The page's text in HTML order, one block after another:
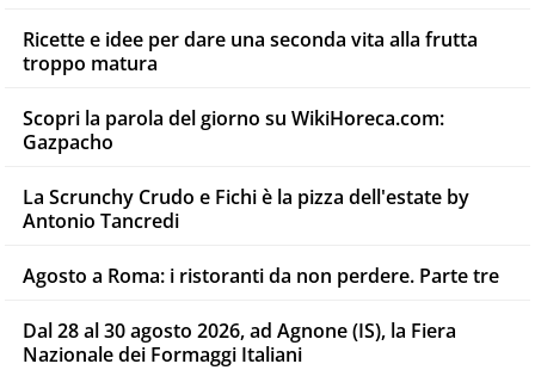
Ricette e idee per dare una seconda vita alla frutta
troppo matura
Scopri la parola del giorno su WikiHoreca.com:
Gazpacho
La Scrunchy Crudo e Fichi è la pizza dell'estate by
Antonio Tancredi
Agosto a Roma: i ristoranti da non perdere. Parte tre
Dal 28 al 30 agosto 2026, ad Agnone (IS), la Fiera
Nazionale dei Formaggi Italiani